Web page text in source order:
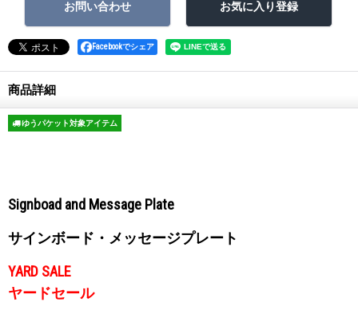
Facebookでシェア
商品詳細
ゆうパケット対象アイテム
Signboad and Message Plate
サインボード・メッセージプレート
YARD SALE
ヤードセール